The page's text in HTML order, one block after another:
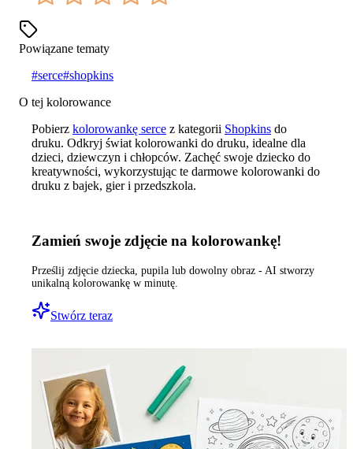
Powiązane tematy
#serce#shopkins
O tej kolorowance
Pobierz kolorowankę serce z kategorii Shopkins do
druku. Odkryj świat kolorowanki do druku, idealne dla
dzieci, dziewczyn i chłopców. Zachęć swoje dziecko do
kreatywności, wykorzystując te darmowe kolorowanki do
druku z bajek, gier i przedszkola.
Zamień swoje zdjęcie na kolorowankę!
Prześlij zdjęcie dziecka, pupila lub dowolny obraz - AI stworzy
unikalną kolorowankę w minutę.
Stwórz teraz